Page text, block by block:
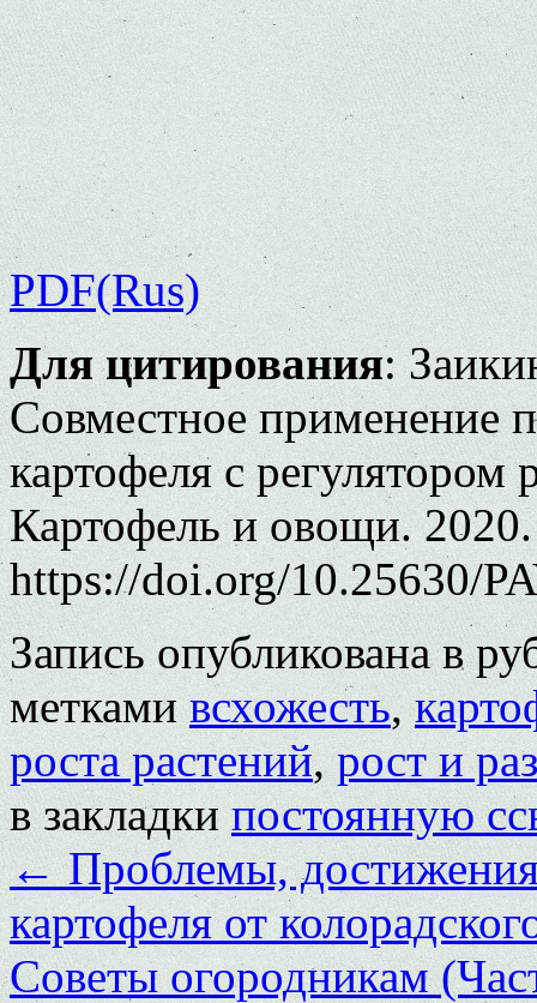
PDF(Rus)
Для цитирования:
Совместное применение
картофеля с
Картофель и овощи.
https://doi.org/10.25630/
Запись опубликована в
меткамивсхожесть,
роста растений,рост и
в закладкипостоянную
←Проблемы,
картофеля от
Советы огородникам